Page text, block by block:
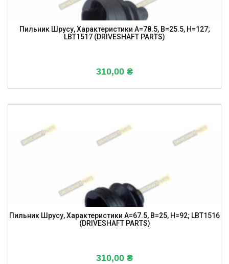
Пильник Шрусу, Характеристики A=78.5, B=25.5, H=127;
LBT1517 (DRIVESHAFT PARTS)
310,00 ₴
Пильник Шрусу, Характеристики A=67.5, B=25, H=92; LBT1516
(DRIVESHAFT PARTS)
310,00 ₴